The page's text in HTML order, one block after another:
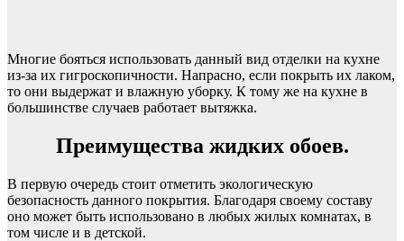
Многие бояться использовать данный вид отделки на кухне
из-за их гигроскопичности. Напрасно, если покрыть их лаком,
то они выдержат и влажную уборку. К тому же на кухне в
большинстве случаев работает вытяжка.
Преимущества жидких обоев.
В первую очередь стоит отметить экологическую
безопасность данного покрытия. Благодаря своему составу
оно может быть использовано в любых жилых комнатах, в
том числе и в детской.